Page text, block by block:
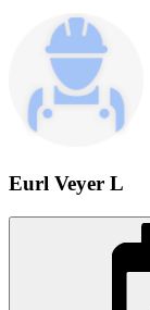
Eurl Veyer L